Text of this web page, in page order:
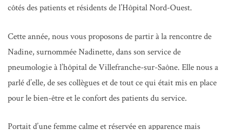
côtés des patients et résidents de l’Hôpital Nord-Ouest.
Cette année, nous vous proposons de partir à la rencontre de
Nadine, surnommée Nadinette, dans son service de
pneumologie à l’hôpital de Villefranche-sur-Saône. Elle nous a
parlé d’elle, de ses collègues et de tout ce qui était mis en place
pour le bien-être et le confort des patients du service.
Portait d’une femme calme et réservée en apparence mais